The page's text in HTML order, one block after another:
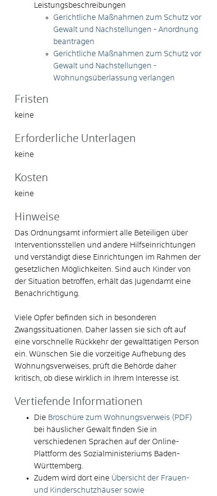
Leistungsbeschreibungen
Gerichtliche Maßnahmen zum Schutz vor
Gewalt und Nachstellungen - Anordnung
beantragen
Gerichtliche Maßnahmen zum Schutz vor
Gewalt und Nachstellungen -
Wohnungsüberlassung verlangen
Fristen
keine
Erforderliche Unterlagen
keine
Kosten
keine
Hinweise
Das Ordnungsamt informiert alle Beteiligen über
Interventionsstellen und andere Hilfseinrichtungen
und verständigt diese Einrichtungen im Rahmen der
gesetzlichen Möglichkeiten. Sind auch Kinder von
der Situation betroffen, erhält das Jugendamt eine
Benachrichtigung.
Viele Opfer befinden sich in besonderen
Zwangssituationen. Daher lassen sie sich oft auf
eine vorschnelle Rückkehr der gewalttätigen Person
ein. Wünschen Sie die vorzeitige Aufhebung des
Wohnungsverweises, prüft die Behörde daher
kritisch, ob diese wirklich in Ihrem Interesse ist.
Vertiefende Informationen
Die Broschüre zum Wohnungsverweis (PDF)
bei häuslicher Gewalt finden Sie in
verschiedenen Sprachen auf der Online-
Plattform des Sozialministeriums Baden-
Württemberg.
Zudem wird dort eine Übersicht der Frauen-
und Kinderschutzhäuser sowie